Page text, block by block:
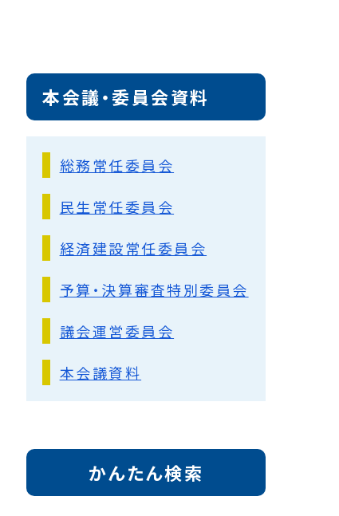
本会議・委員会資料
総務常任委員会
民生常任委員会
経済建設常任委員会
予算・決算審査特別委員会
議会運営委員会
本会議資料
かんたん検索